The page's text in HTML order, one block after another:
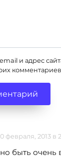
и адрес
февраля, 2013 в
быть очень